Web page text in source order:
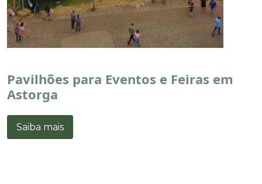
Pavilhões para Eventos e Feiras em
Astorga
Saiba mais